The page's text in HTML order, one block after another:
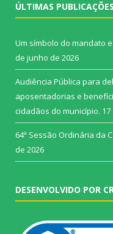
ÚLTIMAS PUBLICAÇÕES
Um símbolo do mandato
de junho de 2026
Audiência Pública para
aposentadorias e
cidadãos do município.
64ª Sessão Ordinária da
de 2026
DESENVOLVIDO POR